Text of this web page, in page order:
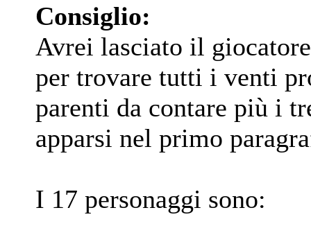
Consiglio:
Avrei lasciato il
per trovare tutti i venti
parenti da contare più i
apparsi nel primo
I 17 personaggi sono: